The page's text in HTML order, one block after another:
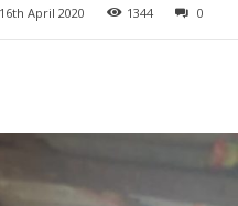
16th April 2020 1344 0